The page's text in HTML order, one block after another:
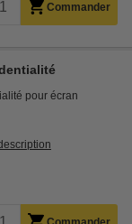
Commander
pour écran